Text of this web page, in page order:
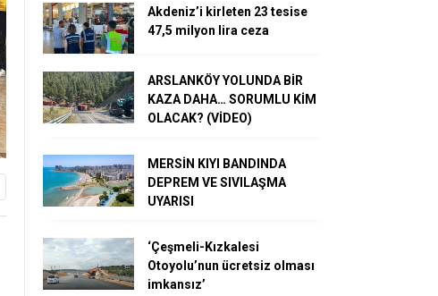
Akdeniz’i kirleten 23 tesise
47,5 milyon lira ceza
ARSLANKÖY YOLUNDA BİR
KAZA DAHA… SORUMLU KİM
OLACAK? (VİDEO)
MERSİN KIYI BANDINDA
DEPREM VE SIVILAŞMA
UYARISI
‘Çeşmeli-Kızkalesi
Otoyolu’nun ücretsiz olması
imkansız’